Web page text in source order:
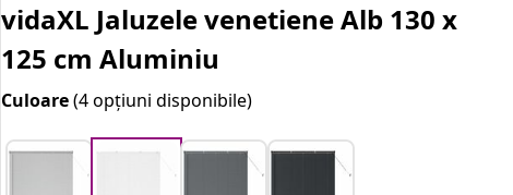
vidaXL Jaluzele venetiene Alb 130 x
125 cm Aluminiu
Culoare(4 opțiuni disponibile)